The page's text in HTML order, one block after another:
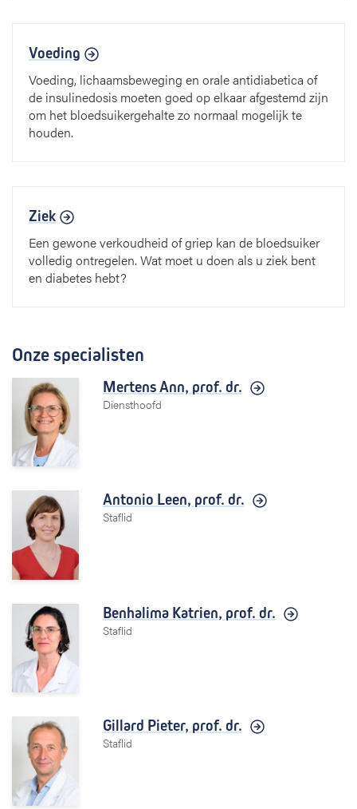
Voeding
Voeding, lichaamsbeweging en orale antidiabetica of
de insulinedosis moeten goed op elkaar afgestemd zijn
om het bloedsuikergehalte zo normaal mogelijk te
houden.
Ziek
Een gewone verkoudheid of griep kan de bloedsuiker
volledig ontregelen. Wat moet u doen als u ziek bent
en diabetes hebt?
Onze specialisten
Mertens Ann, prof. dr.
Diensthoofd
Antonio Leen, prof. dr.
Staflid
Benhalima Katrien, prof. dr.
Staflid
Gillard Pieter, prof. dr.
Staflid